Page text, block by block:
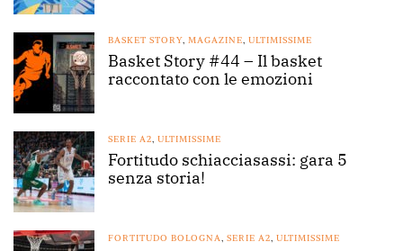
BASKET STORY MAGAZINE ULTIMISSIME
Basket Story #44 – Il basket
raccontato con le emozioni
SERIE A2 ULTIMISSIME
Fortitudo schiacciasassi: gara 5
senza storia!
FORTITUDO BOLOGNA SERIE A2 ULTIMISSIME